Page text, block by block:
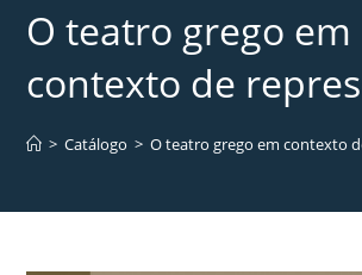
O teatro grego em
contexto de
> Catálogo > O teatro grego em contexto